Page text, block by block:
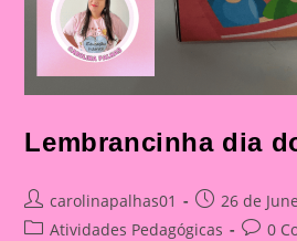
Lembrancinha dia
Post
author:
carolinapalhas01
Post
published:
26 de
PostAtividades Pedagógicas
Post0